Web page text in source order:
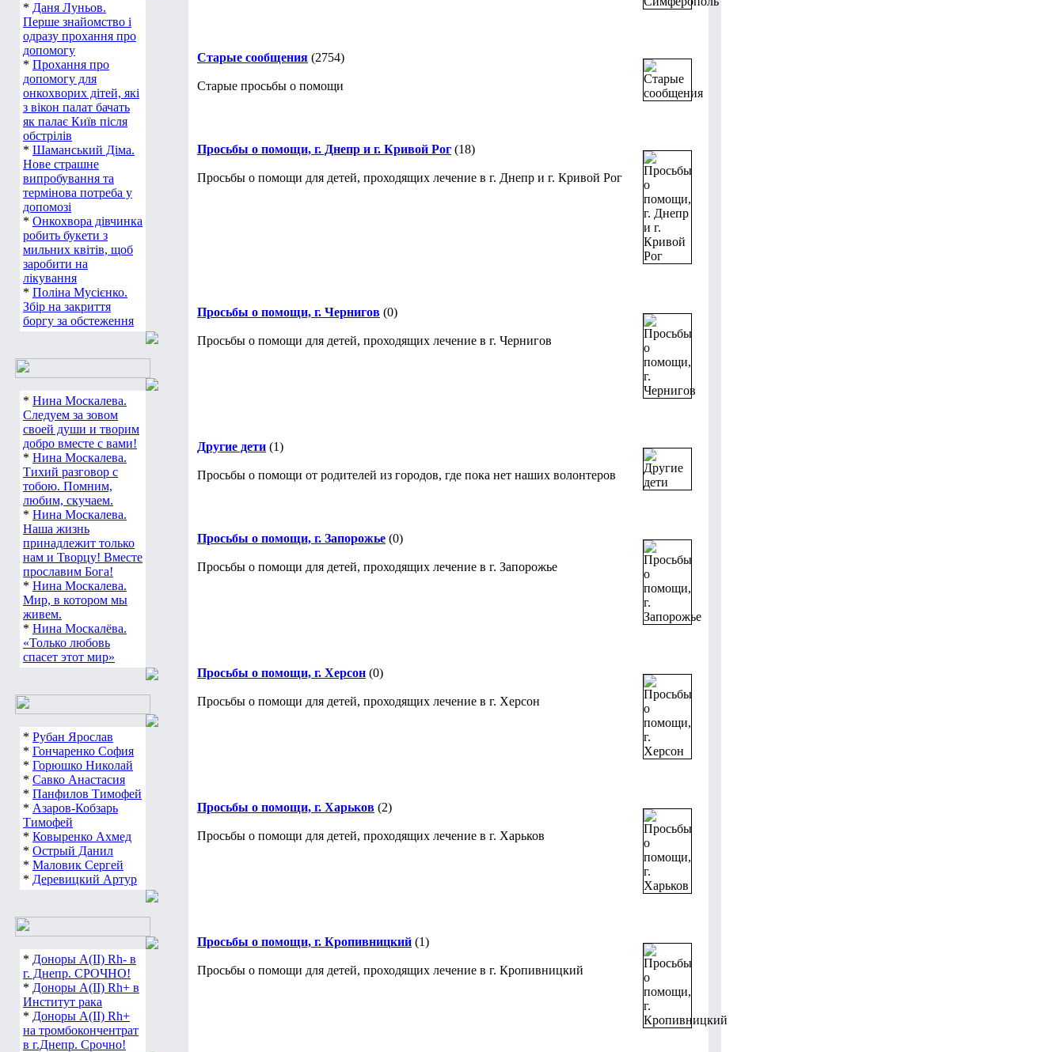
* Даня Луньов.
Перше знайомство і
одразу прохання про
допомогу
* Прохання про
допомогу для
онкохворих дітей, які
з вікон палат бачать
як палає Київ після
обстрілів
* Шаманський Діма.
Нове страшне
випробування та
термінова потреба у
допомозі
* Онкохвора дівчинка
робить букети з
мильних квітів, щоб
заробити на
лікування
* Поліна Мусієнко.
Збір на закриття
боргу за обстеження
* Нина Москалева.
Следуем за зовом
своей души и творим
добро вместе с вами!
* Нина Москалева.
Тихий разговор с
тобою. Помним,
любим, скучаем.
* Нина Москалева.
Наша жизнь
принадлежит только
нам и Творцу! Вместе
прославим Бога!
* Нина Москалева.
Мир, в котором мы
живем.
* Нина Москалёва.
«Только любовь
спасет этот мир»
* Рубан Ярослав
* Гончаренко София
* Горюшко Николай
* Савко Анастасия
* Панфилов Тимофей
* Азаров-Кобзарь
Тимофей
* Ковыренко Ахмед
* Острый Данил
* Маловик Сергей
* Деревицкий Артур
* Доноры А(ІІ) Rh- в
г. Днепр. СРОЧНО!
* Доноры А(ІІ) Rh+ в
Институт рака
* Доноры А(ІІ) Rh+
на тромбокончентрат
в г.Днепр. Срочно!
Старые сообщения (2754)
Старые просьбы о помощи
Просьбы о помощи, г. Днепр и г. Кривой Рог (18)
Просьбы о помощи для детей, проходящих лечение в г. Днепр и г. Кривой Рог
Просьбы о помощи, г. Чернигов (0)
Просьбы о помощи для детей, проходящих лечение в г. Чернигов
Другие дети (1)
Просьбы о помощи от родителей из городов, где пока нет наших волонтеров
Просьбы о помощи, г. Запорожье (0)
Просьбы о помощи для детей, проходящих лечение в г. Запорожье
Просьбы о помощи, г. Херсон (0)
Просьбы о помощи для детей, проходящих лечение в г. Херсон
Просьбы о помощи, г. Харьков (2)
Просьбы о помощи для детей, проходящих лечение в г. Харьков
Просьбы о помощи, г. Кропивницкий (1)
Просьбы о помощи для детей, проходящих лечение в г. Кропивницкий